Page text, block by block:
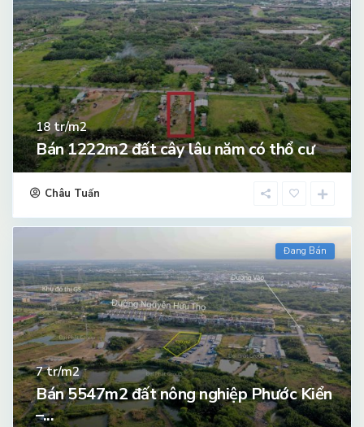
18 tr/m2
Bán 1222m2 đất cây lâu năm có thổ cư
Châu Tuấn
Đang Bán
7tr/m2
Bán 5547m2 đất nông nghiệp Phước Kiển
–...